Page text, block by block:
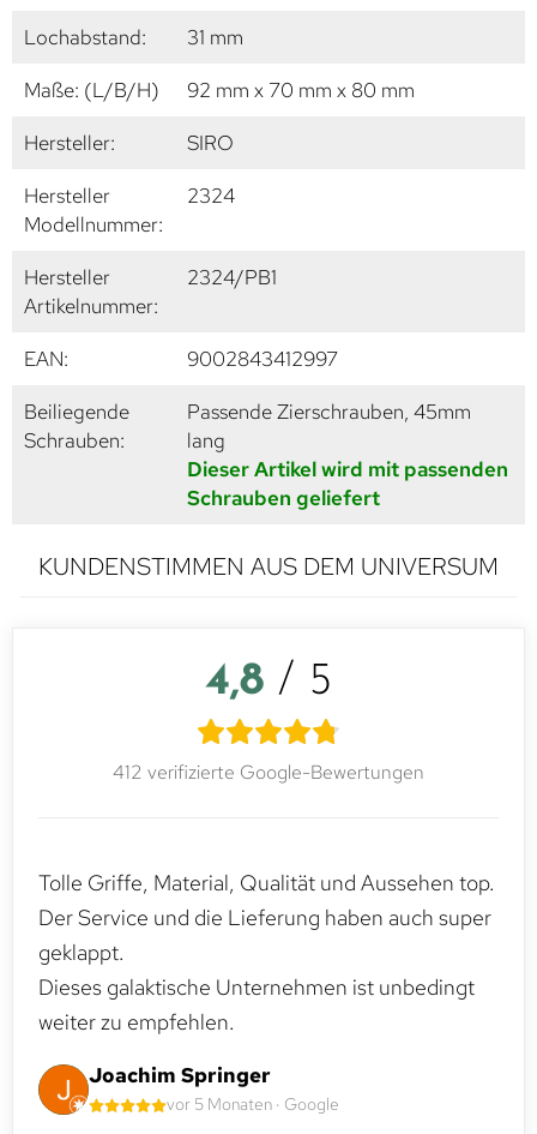
Lochabstand:
31 mm
Maße: (L/B/H)
92 mm x 70 mm x 80 mm
Hersteller:
SIRO
Hersteller
Modellnummer:
2324
Hersteller
Artikelnummer:
2324/PB1
EAN:
9002843412997
Beiliegende
Schrauben:
Passende Zierschrauben, 45mm
lang
Dieser Artikel wird mit passenden
Schrauben geliefert
KUNDENSTIMMEN AUS DEM UNIVERSUM
4,8 / 5
412 verifizierte Google-Bewertungen
Tolle Griffe, Material, Qualität und Aussehen top.
Der Service und die Lieferung haben auch super
geklappt.
Dieses galaktische Unternehmen ist unbedingt
weiter zu empfehlen.
Joachim Springer
vor 5 Monaten · Google